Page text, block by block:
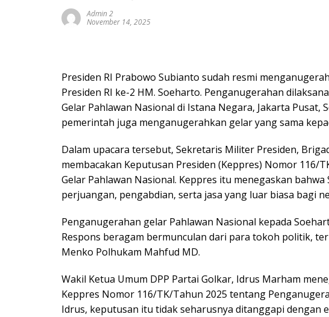
Admin 2
November 14, 2025
Presiden RI Prabowo Subianto sudah resmi
Presiden RI ke-2 HM. Soeharto. Penganugerahan
Gelar Pahlawan Nasional di Istana Negara, Jakarta Pusat,
pemerintah juga menganugerahkan gelar yang sama
Dalam upacara tersebut, Sekretaris Militer Presiden,
membacakan Keputusan Presiden (Keppres) Nomor 116/
Gelar Pahlawan Nasional. Keppres itu menegaskan
perjuangan, pengabdian, serta jasa yang luar biasa bagi
Penganugerahan gelar Pahlawan Nasional kepada
Respons beragam bermunculan dari para tokoh politik,
Menko Polhukam Mahfud MD.
Wakil Ketua Umum DPP Partai Golkar, Idrus Marham
Keppres Nomor 116/TK/Tahun 2025 tentang
Idrus, keputusan itu tidak seharusnya ditanggapi dengan